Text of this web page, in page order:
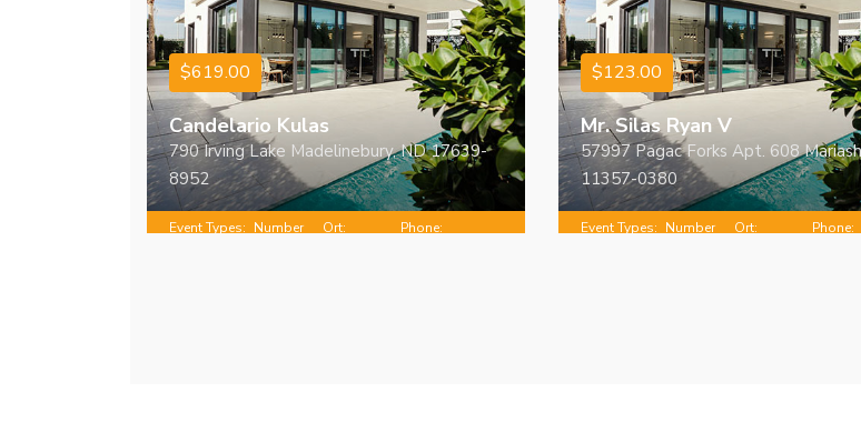
$619.00
Candelario Kulas
790 Irving Lake Madelinebury, ND 17639-
8952
Event Types: Number
Ort:
Phone:
$123.00
Mr. Silas Ryan V
57997 Pagac Forks Apt. 608
11357-0380
Event Types: Number
Ort:
Phone: